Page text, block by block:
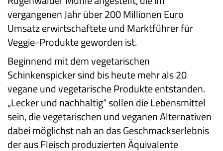
vergangenen Jahr über 200 Millionen Euro
Umsatz erwirtschaftete und Marktführer für
Veggie-Produkte geworden ist.
Beginnend mit dem vegetarischen
Schinkenspicker sind bis heute mehr als 20
vegane und vegetarische Produkte entstanden.
„Lecker und nachhaltig“ sollen die Lebensmittel
sein, die vegetarischen und veganen Alternativen
dabei möglichst nah an das Geschmackserlebnis
der aus Fleisch produzierten Äquivalente